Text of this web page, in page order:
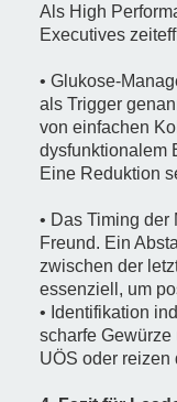
Als High
Executives
• Glukose-
als Trigger
von einfachen
dysfunktionalem
Eine Reduktion
• Das Timing
Freund. Ein
zwischen der
essenziell, um
• Identifikation
scharfe
UÖS oder reizen